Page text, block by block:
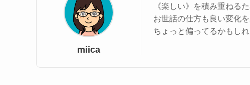
miica
《楽しい》を積み重ね
お世話の仕方も良い変化を
ちょっと偏ってるかもし